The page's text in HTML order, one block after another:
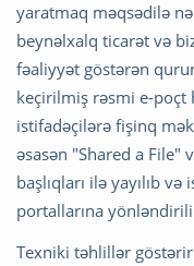
yaratmaq məqsədilə
beynəlxalq ticarət və
fəaliyyət göstərən
keçirilmiş rəsmi e-poçt
istifadəçilərə fişinq
əsasən "Shared a File"
başlıqları ilə yayılıb
portallarına
Texniki təhlillər